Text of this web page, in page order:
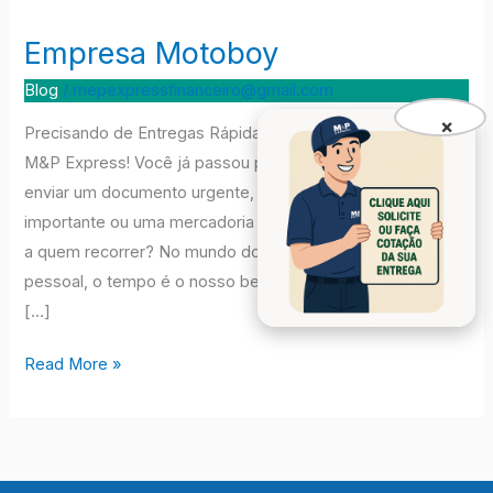
Empresa Motoboy
Blog / mepexpressfinanceiro@gmail.com
Precisando de Entregas Rápidas e Seguras? Conheça a
M&P Express! Você já passou pelo sufoco de precisar
enviar um documento urgente, uma encomenda
importante ou uma mercadoria para um cliente e não saber
a quem recorrer? No mundo dos negócios e da rotina
pessoal, o tempo é o nosso bem mais precioso. É por isso
[…]
Empresa
Motoboy
Read More »
×